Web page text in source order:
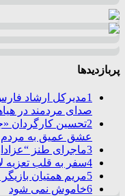
پربازدیدها
1مدیرکل ارشاد
صدای مردمند در
2تحسین کارگردان
عشق عمیق به مردم
3ماجرای طنز
4سفر به قلب تعزیه لامرد از
5مریم همتیان
6خاموش نمی شود